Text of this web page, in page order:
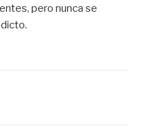
pero nunca se